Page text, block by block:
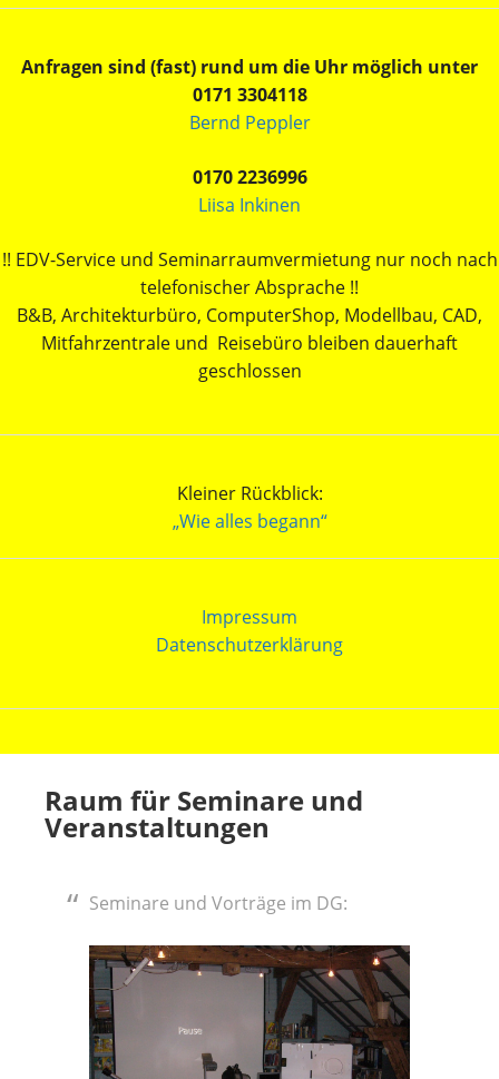
Anfragen sind (fast) rund um die Uhr möglich unter
0171 3304118
Bernd Peppler
0170 2236996
Liisa Inkinen
!! EDV-Service und Seminarraumvermietung nur noch nach
telefonischer Absprache !!
B&B, Architekturbüro, ComputerShop, Modellbau, CAD,
Mitfahrzentrale und Reisebüro bleiben dauerhaft
geschlossen
Kleiner Rückblick:
„Wie alles begann“
Impressum
Datenschutzerklärung
Raum für Seminare und
Veranstaltungen
Seminare und Vorträge im DG: